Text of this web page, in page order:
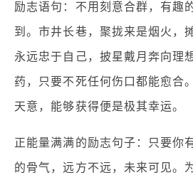
励志语句：不用刻意合群，有趣
到。市井长巷，聚拢来是烟火，
永远忠于自己，披星戴月奔向理
药，只要不死任何伤口都能愈合
天意，能够获得便是极其幸运。
正能量满满的励志句子：只要你
的骨气，远方不远，未来可见。